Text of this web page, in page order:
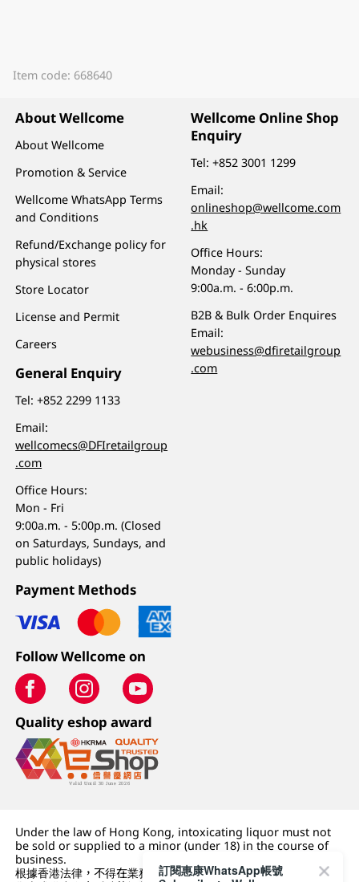
Item code: 668640
About Wellcome
About Wellcome
Promotion & Service
Wellcome WhatsApp Terms
and Conditions
Refund/Exchange policy for
physical stores
Store Locator
License and Permit
Careers
General Enquiry
Tel:+852 2299 1133
Email:
wellcomecs@DFIretailgroup
.com
Office Hours:
Mon - Fri
9:00a.m. - 5:00p.m. (Closed
on Saturdays, Sundays, and
public holidays)
Wellcome Online Shop
Enquiry
Tel:+852 3001 1299
Email:
onlineshop@wellcome.com
.hk
Office Hours:
Monday - Sunday
9:00a.m. - 6:00p.m.
B2B & Bulk Order Enquires
Email:
webusiness@dfiretailgroup
.com
Payment Methods
Follow Wellcome on
Quality eshop award
Under the law of Hong Kong, intoxicating liquor must not
be sold or supplied to a minor (under 18) in the course of
business.
根據香港法律，不得在業務過程中，向未成年人 (18 歲以下人士)
訂閱惠康WhatsApp帳號